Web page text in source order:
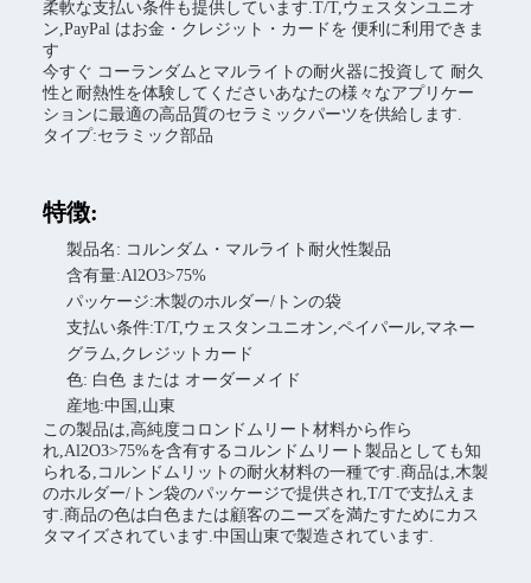
柔軟な支払い条件も提供しています.T/T,ウェスタンユニオ
ン,PayPal はお金・クレジット・カードを 便利に利用できま
す
今すぐ コーランダムとマルライトの耐火器に投資して 耐久
性と耐熱性を体験してくださいあなたの様々なアプリケー
ションに最適の高品質のセラミックパーツを供給します.
タイプ:セラミック部品
特徴:
製品名: コルンダム・マルライト耐火性製品
含有量:Al2O3>75%
パッケージ:木製のホルダー/トンの袋
支払い条件:T/T,ウェスタンユニオン,ペイパール,マネー
グラム,クレジットカード
色: 白色 または オーダーメイド
産地:中国,山東
この製品は,高純度コロンドムリート材料から作ら
れ,Al2O3>75%を含有するコルンドムリート製品としても知
られる,コルンドムリットの耐火材料の一種です.商品は,木製
のホルダー/トン袋のパッケージで提供され,T/Tで支払えま
す.商品の色は白色または顧客のニーズを満たすためにカス
タマイズされています.中国山東で製造されています.